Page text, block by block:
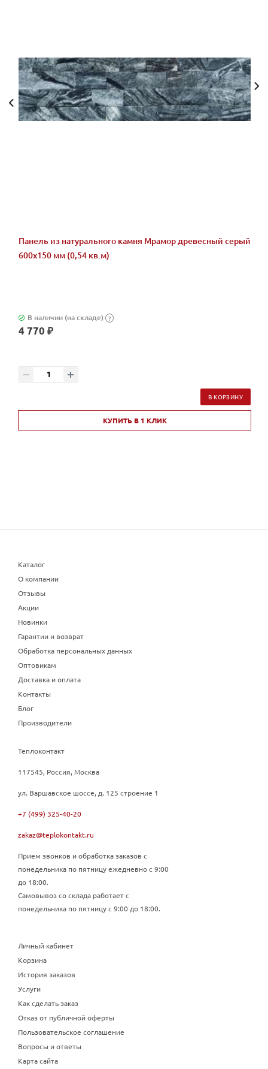
Панель из натурального камня Мрамор древесный серый
600х150 мм (0,54 кв.м)
В наличии (на складе) ?
4 770 ₽
В КОРЗИНУ
КУПИТЬ В 1 КЛИК
Каталог
О компании
Отзывы
Акции
Новинки
Гарантии и возврат
Обработка персональных данных
Оптовикам
Доставка и оплата
Контакты
Блог
Производители
Теплоконтакт
117545, Россия, Москва
ул. Варшавское шоссе, д. 125 строение 1
+7 (499) 325-40-20
zakaz@teplokontakt.ru
Прием звонков и обработка заказов с
понедельника по пятницу ежедневно с 9:00
до 18:00.
Самовывоз со склада работает с
понедельника по пятницу с 9:00 до 18:00.
Личный кабинет
Корзина
История заказов
Услуги
Как сделать заказ
Отказ от публичной оферты
Пользовательское соглашение
Вопросы и ответы
Карта сайта